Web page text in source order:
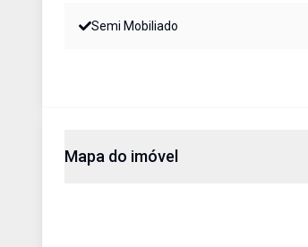
Semi Mobiliado
Mapa do imóvel